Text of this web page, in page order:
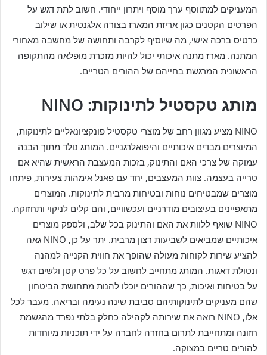
המעניקים למתווסף ערך מוסף ויתרון ייחודי. חשוב לתת דגש על
הפרטים הקטנים כגון אריזת המארז בצורה אלגנטית או שילוב
כרטיס ברכה אישי, מה שיוסיף לקרבה ותחושה של מחשבה מאחורי
המתנה. מארז מתנה איכותי יכול להיות מזכרת מופלאה מהתקופה
הראשונית המרגשת בחייהם של ההורים הטריים.
מותג טקסטיל לתינוקות: NINO
NINO מציע מגוון רחב של מוצרי טקסטיל פונקציונאליים לתינוקות,
המיוצרים מבדים איכותיים והיפואלרגניים. המותג נולד מתוך הבנה
עמוקה של צרכי האם והתינוק, בזכות המעצבת הראשית שהיא אם
טרייה בעצמה. צוות המעצבים, יחד עם פאנל אימהות צעירות, פיתחו
מוצרים שמבטיחים נוחות ובטיחות מרבית לתינוקות. המוצרים
מתאפיינים בעיצובים מודרניים ועכשוויים, והם קלים לניקוי ותחזוקה.
NINO שואף ללוות את האם והתינוק בכל שלב, ולספק מוצרים
איכותיים שמביאים לשביעות רצון מרבית. יתר על כן, NINO גאה
להציע שירות לקוחות מעולה שהופך את חווית הקנייה למהנה
ונטולת דאגות. המותג מתחייב לחשוב על כל פרט קטן ולשים דגש
על בטיחות ואיכות, כך שההורים יוכלו להנות מתחושת הביטחון
שהם מעניקים לתינוקותיהם סביבת שינה נעימה ובריאה. מעבר לכל
אלו, NINO רואה את שירותה לקהילה כחלק בלתי נפרד מהגשמת
חזונה ומתחייבת לתרום בחזרה לחברה על ידי תוכניות מיוחדות
להורים טריים במצוקה.